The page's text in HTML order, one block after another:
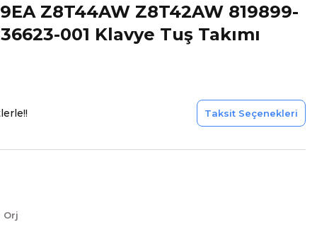
Z8T44AW Z8T42AW 819899-
001 Klavye Tuş Takımı
Taksit Seçenekleri
Orj